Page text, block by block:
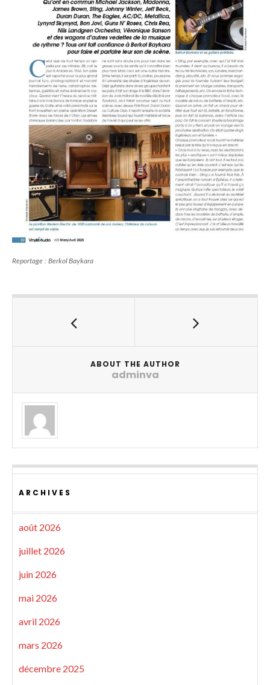
Reportage : Berkol Baykara
ABOUT THE AUTHOR
adminva
ARCHIVES
août 2026
juillet 2026
juin 2026
mai 2026
avril 2026
mars 2026
décembre 2025